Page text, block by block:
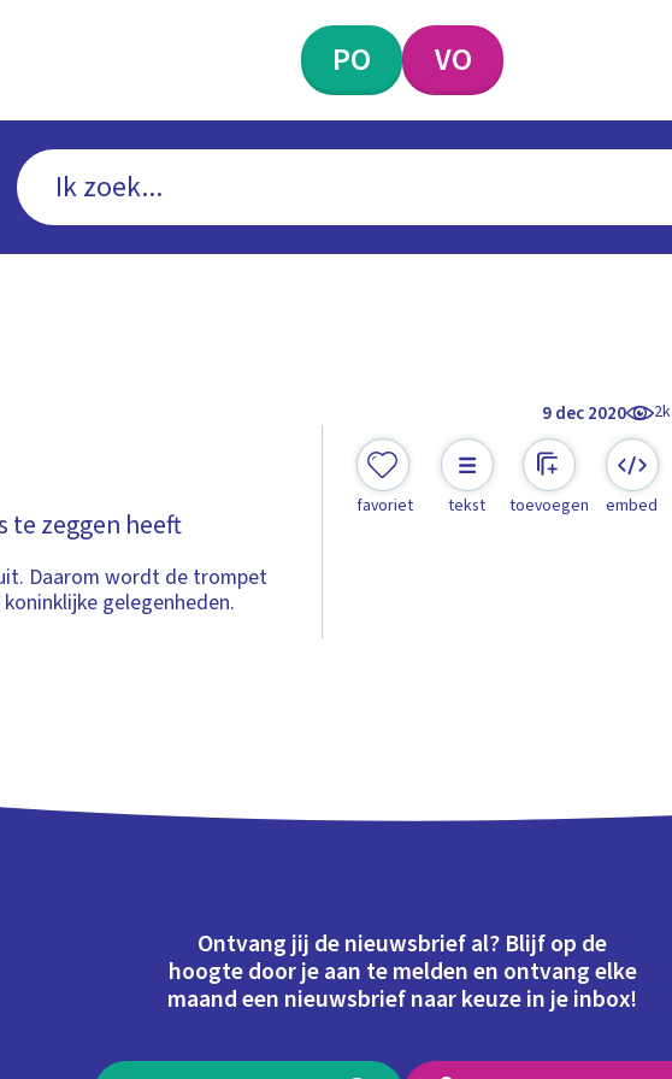
PO VO
9 dec 2020 2k
te zeggen heeft
Daarom wordt de trompet
gelegenheden.
favoriet tekst toevoegen embed
Ontvang jij de nieuwsbrief al? Blijf op de
hoogte door je aan te melden en ontvang elke
maand een nieuwsbrief naar keuze in je inbox!